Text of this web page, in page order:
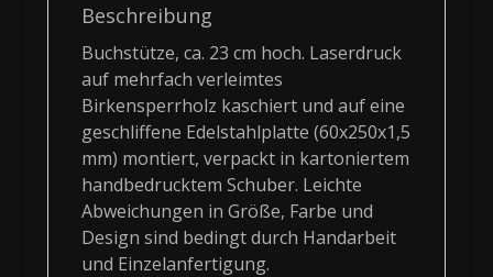
Beschreibung
Buchstütze, ca. 23 cm hoch. Laserdruck
auf mehrfach verleimtes
Birkensperrholz kaschiert und auf eine
geschliffene Edelstahlplatte (60x250x1,5
mm) montiert, verpackt in kartoniertem
handbedrucktem Schuber. Leichte
Abweichungen in Größe, Farbe und
Design sind bedingt durch Handarbeit
und Einzelanfertigung.